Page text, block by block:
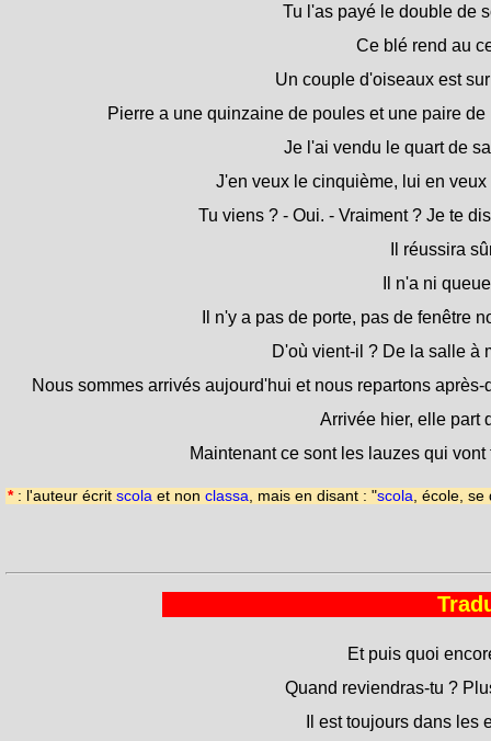
Tu l'as payé le double de
Ce blé rend au
Un couple d'oiseaux est
Pierre a une quinzaine de poules et une paire de
Je l'ai vendu le quart de
J'en veux le cinquième, lui en veux
Tu viens ? - Oui. - Vraiment ? Je te
Il réussira
Il n'a ni
Il n'y a pas de porte, pas de fenêtre
D'où vient-il ? De la salle à
Nous sommes arrivés aujourd'hui et nous repartons après-
Arrivée hier, elle part
Maintenant ce sont les lauzes qui vont
*: l'auteur écrit scola et non classa , mais en disant : "scola , école,
Et puis quoi
Quand reviendras-tu ?
Il est toujours dans les